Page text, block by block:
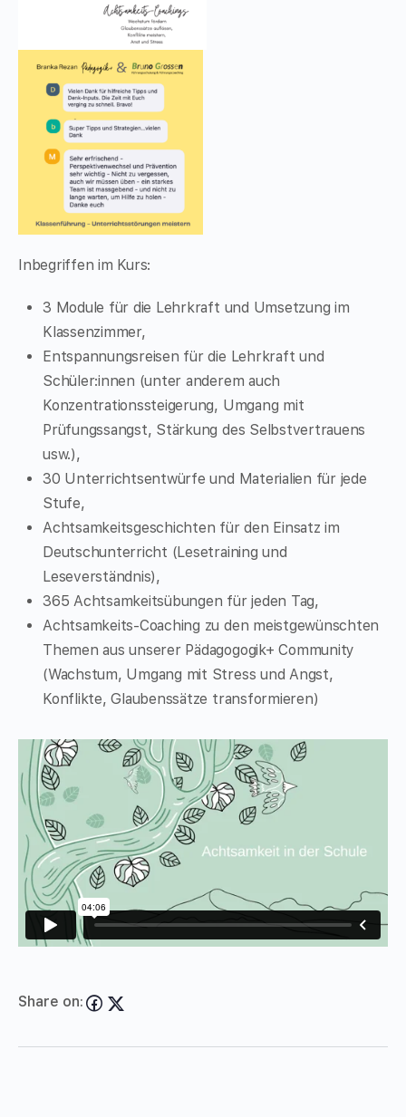
Inbegriffen im Kurs:
3 Module für die Lehrkraft und Umsetzung im
Klassenzimmer,
Entspannungsreisen für die Lehrkraft und
Schüler:innen (unter anderem auch
Konzentrationssteigerung, Umgang mit
Prüfungssangst, Stärkung des Selbstvertrauens
usw.),
30 Unterrichtsentwürfe und Materialien für jede
Stufe,
Achtsamkeitsgeschichten für den Einsatz im
Deutschunterricht (Lesetraining und
Leseverständnis),
365 Achtsamkeitsübungen für jeden Tag,
Achtsamkeits-Coaching zu den meistgewünschten
Themen aus unserer Pädagogogik+ Community
(Wachstum, Umgang mit Stress und Angst,
Konflikte, Glaubenssätze transformieren)
Share on: